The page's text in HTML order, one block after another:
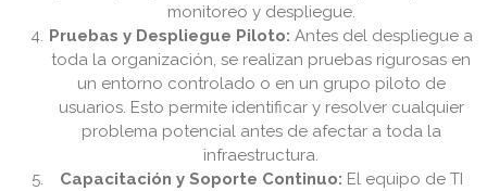
monitoreo y despliegue.
Pruebas y Despliegue Piloto: Antes del despliegue a
toda la organización, se realizan pruebas rigurosas en
un entorno controlado o en un grupo piloto de
usuarios. Esto permite identificar y resolver cualquier
problema potencial antes de afectar a toda la
infraestructura.
Capacitación y Soporte Continuo: El equipo de TI